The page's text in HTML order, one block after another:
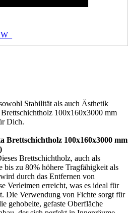
Stabilität als auch Ästhetik
100x160x3000 mm
Dich.
Brettschichtholz 100x160x3000 mm
Brettschichtholz, auch als
bis zu 80% höhere Tragfähigkeit als
durch das Entfernen von
Verleimen erreicht, was es ideal für
Die Verwendung von Fichte sorgt für
gehobelte, gefaste Oberfläche